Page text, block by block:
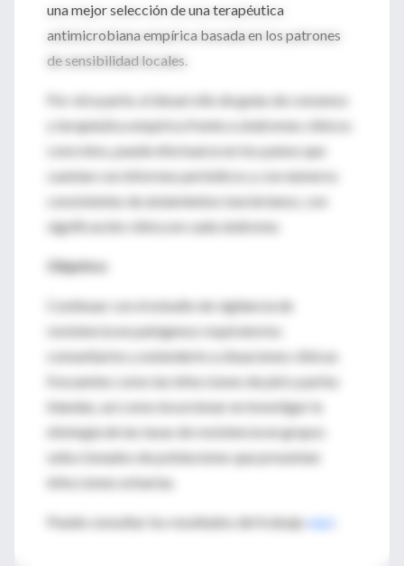
una mejor selección de una terapéutica
antimicrobiana empírica basada en los patrones
de sensibilidad locales.
Por otra parte, el desarrollo de guías de consenso
y terapéutica empírica frente a síndromes clínicos
concretos, puede efectuarse en los países que
cuentan con informes periódicos y con números
consistentes de aislamientos bacterianos, con
significación clínica en cada síndrome.
Objetivo
Continuar con el estudio de vigilancia de
resistencia en patógenos respiratorios
comunitarios y extenderlo a situaciones clínicas
frecuentes como las infecciones de piel y partes
blandas, así como incursionar en investigar la
etiología de las tasas de resistencia en grupos
seleccionados de poblaciones que presentan
infecciones urinarias.
Puede consultar los resultados del trabajoaquí